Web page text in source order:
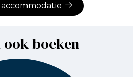
ook boeken